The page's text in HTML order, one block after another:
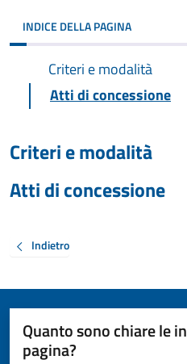
INDICE DELLA PAGINA
Criteri e modalità
Atti di concessione
Criteri e modalità
Atti di concessione
Indietro
Quanto sono chiare le
pagina?